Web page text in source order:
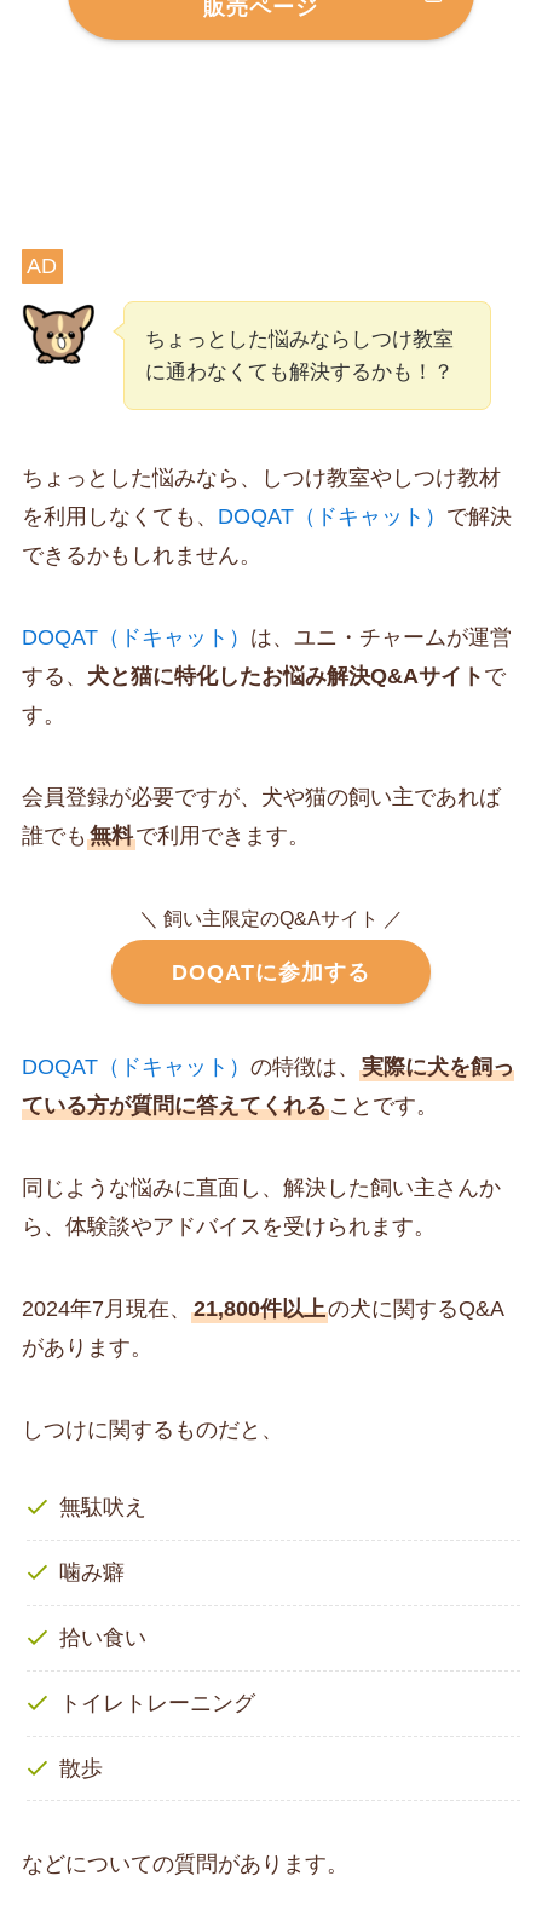
販売ページ
AD
ちょっとした悩みならしつけ教室
に通わなくても解決するかも！？
ちょっとした悩みなら、しつけ教室やしつけ教材
を利用しなくても、 DOQAT（ドキャット） で解決
できるかもしれません。
DOQAT（ドキャット） は、ユニ・チャームが運営
する、 犬と猫に特化したお悩み解決Q&Aサイト で
す。
会員登録が必要ですが、犬や猫の飼い主であれば
誰でも 無料で利用できます。
＼ 飼い主限定のQ&Aサイト ／
DOQATに参加する
DOQAT（ドキャット） の特徴は、 実際に犬を飼っ
ている方が質問に答えてくれることです。
同じような悩みに直面し、解決した飼い主さんか
ら、体験談やアドバイスを受けられます。
2024年7月現在、 21,800件以上の犬に関するQ&A
があります。
しつけに関するものだと、
無駄吠え
噛み癖
拾い食い
トイレトレーニング
散歩
などについての質問があります。